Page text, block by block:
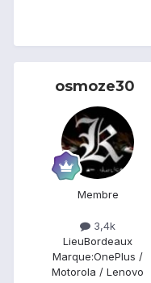
osmoze30
Membre
3,4k
LieuBordeaux
Marque:OnePlus /
Motorola / Lenovo